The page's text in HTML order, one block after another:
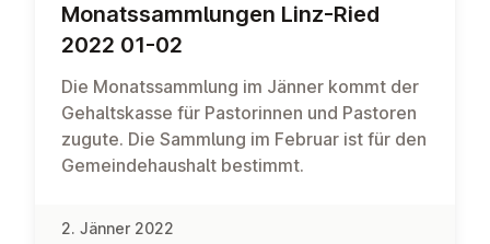
Mo­nats­samm­lun­gen Linz-Ried
2022 01-02
Die Monatssammlung im Jänner kommt der
Gehaltskasse für Pastorinnen und Pastoren
zugute. Die Sammlung im Februar ist für den
Gemeindehaushalt bestimmt.
2. Jänner 2022